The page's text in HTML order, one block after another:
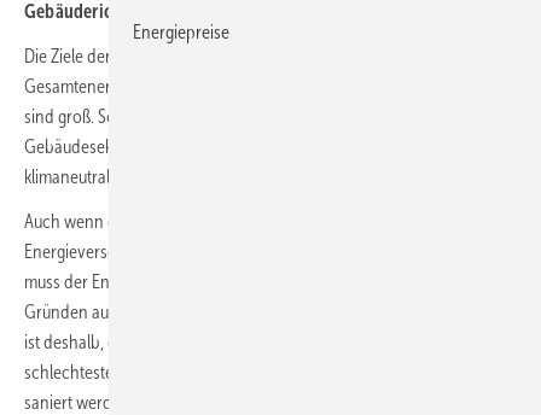
Gebäuderichtlinie angenommen.
Die Ziele der Überarbeitung der Richtlinie über die
Gesamtenergieeffizienz von Gebäuden (EPBD, EU-Gebäuderichtlinie)
sind groß. Schon bis 2030 sollen die Treibhausgasemissionen im
Gebäudesektor deutlich sinken, bis 2050 soll der Gebäudebereich
klimaneutral sein.
Auch wenn dies technisch allein durch eine Umstellung der
Energieversorgung auf klimaneutrale Energieträger möglich wäre,
muss der Energieverbrauch aus logistischen und finanziellen
Gründen auf dem Zielpfad kontinuierlich sinken. Ein wesentliches Ziel
ist deshalb, dass künftig mehr und vorrangig Gebäude mit den
schlechtesten Effizienzwerten (Worst Performing Building) energisch
saniert werden.
Energiepreise